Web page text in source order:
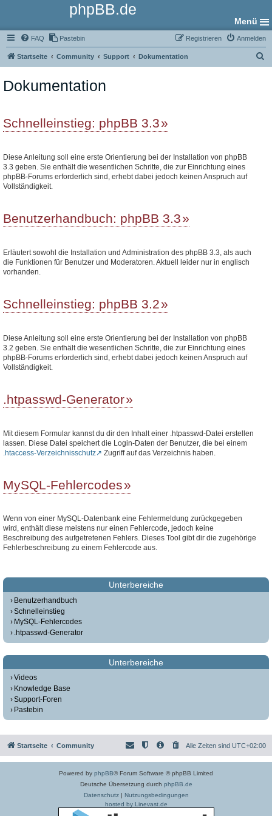
phpBB.de
Menü
FAQ Pastebin Anmelden
Registrieren
Startseite Community Support Dokumentation
Dokumentation
Schnelleinstieg: phpBB 3.3
Diese Anleitung soll eine erste Orientierung bei der Installation von phpBB
3.3 geben. Sie enthält die wesentlichen Schritte, die zur Einrichtung eines
phpBB-Forums erforderlich sind, erhebt dabei jedoch keinen Anspruch auf
Vollständigkeit.
Benutzerhandbuch: phpBB 3.3
Erläutert sowohl die Installation und Administration des phpBB 3.3, als auch
die Funktionen für Benutzer und Moderatoren. Aktuell leider nur in englisch
vorhanden.
Schnelleinstieg: phpBB 3.2
Diese Anleitung soll eine erste Orientierung bei der Installation von phpBB
3.2 geben. Sie enthält die wesentlichen Schritte, die zur Einrichtung eines
phpBB-Forums erforderlich sind, erhebt dabei jedoch keinen Anspruch auf
Vollständigkeit.
.htpasswd-Generator
Mit diesem Formular kannst du dir den Inhalt einer .htpasswd-Datei erstellen
lassen. Diese Datei speichert die Login-Daten der Benutzer, die bei einem
.htaccess-Verzeichnisschutz
Zugriff auf das Verzeichnis haben.
MySQL-Fehlercodes
Wenn von einer MySQL-Datenbank eine Fehlermeldung zurückgegeben
wird, enthält diese meistens nur einen Fehlercode, jedoch keine
Beschreibung des aufgetretenen Fehlers. Dieses Tool gibt dir die zugehörige
Fehlerbeschreibung zu einem Fehlercode aus.
Unterbereiche
Benutzerhandbuch
Schnelleinstieg
MySQL-Fehlercodes
.htpasswd-Generator
Unterbereiche
Videos
Knowledge Base
Support-Foren
Pastebin
Startseite Community Alle Zeiten sind UTC+02:00
Powered by phpBB® Forum Software © phpBB Limited
Deutsche Übersetzung durch phpBB.de
Datenschutz| Nutzungsbedingungen
hosted by Linevast.de